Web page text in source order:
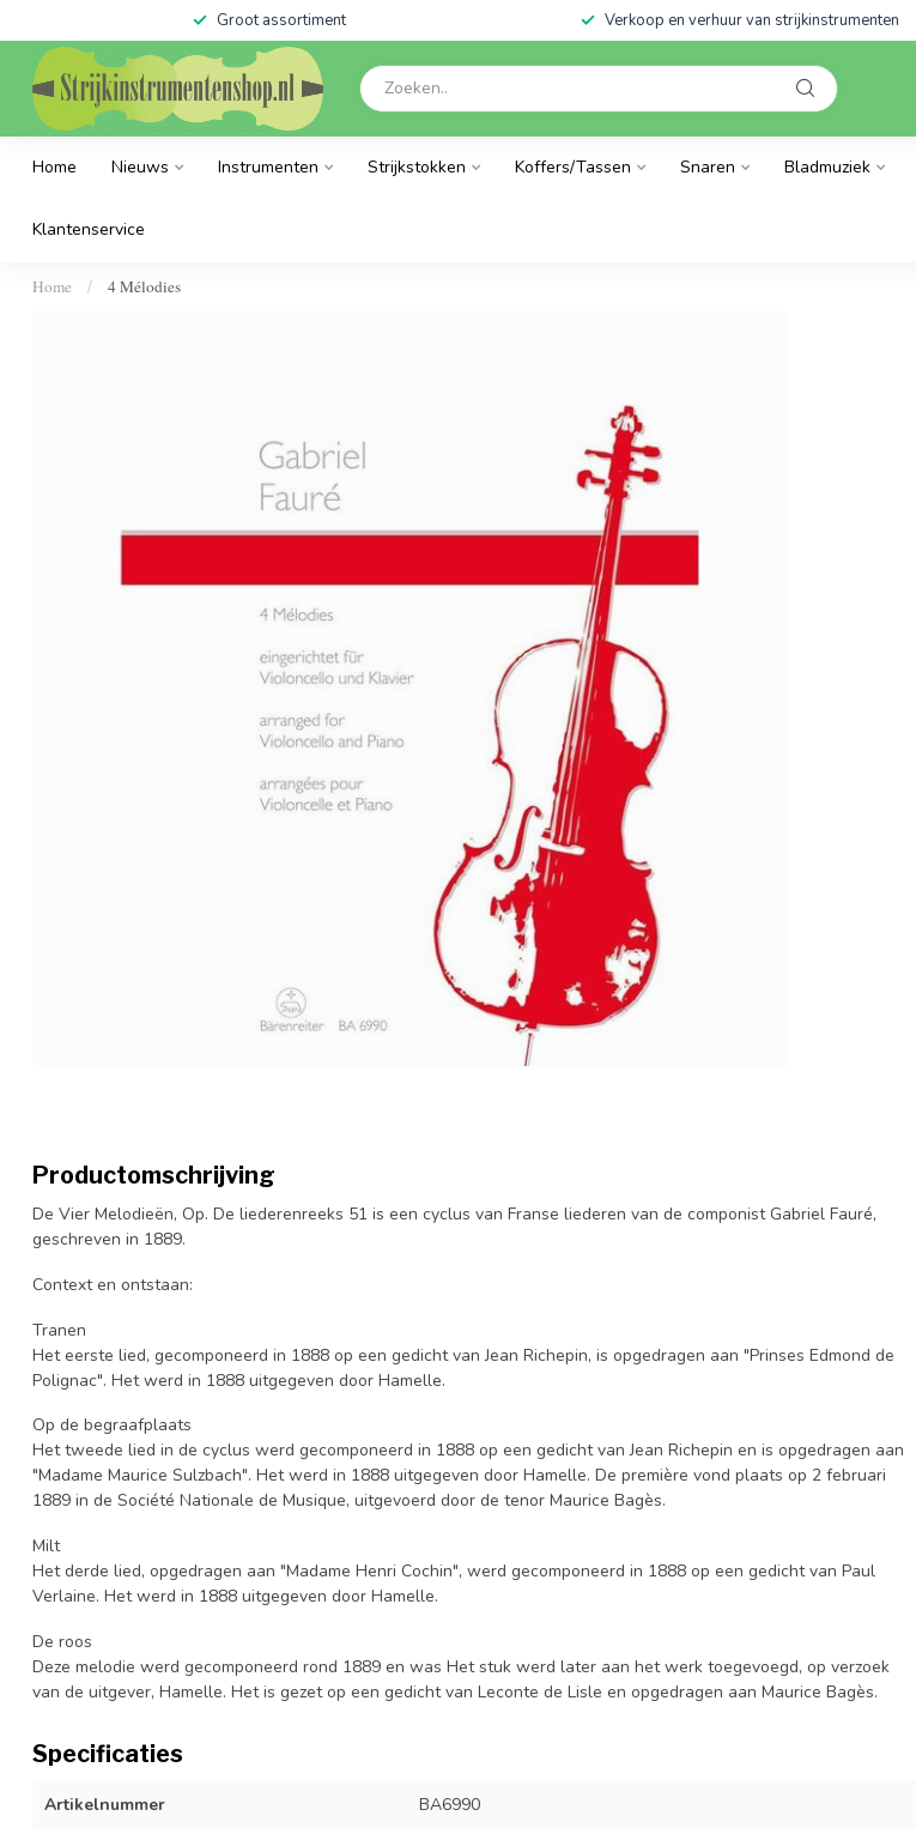
Groot assortiment Verkoop en verhuur van strijkinstrumenten
Home Nieuws Instrumenten Strijkstokken Koffers/Tassen Snaren Bladmuziek
Klantenservice
Home / 4 Mélodies
Productomschrijving
De Vier Melodieën, Op. De liederenreeks 51 is een cyclus van Franse liederen van de componist Gabriel Fauré,
geschreven in 1889.
Context en ontstaan:
Tranen
Het eerste lied, gecomponeerd in 1888 op een gedicht van Jean Richepin, is opgedragen aan "Prinses Edmond de
Polignac". Het werd in 1888 uitgegeven door Hamelle.
Op de begraafplaats
Het tweede lied in de cyclus werd gecomponeerd in 1888 op een gedicht van Jean Richepin en is opgedragen aan
"Madame Maurice Sulzbach". Het werd in 1888 uitgegeven door Hamelle. De première vond plaats op 2 februari
1889 in de Société Nationale de Musique, uitgevoerd door de tenor Maurice Bagès.
Milt
Het derde lied, opgedragen aan "Madame Henri Cochin", werd gecomponeerd in 1888 op een gedicht van Paul
Verlaine. Het werd in 1888 uitgegeven door Hamelle.
De roos
Deze melodie werd gecomponeerd rond 1889 en was Het stuk werd later aan het werk toegevoegd, op verzoek
van de uitgever, Hamelle. Het is gezet op een gedicht van Leconte de Lisle en opgedragen aan Maurice Bagès.
Specificaties
Artikelnummer BA6990